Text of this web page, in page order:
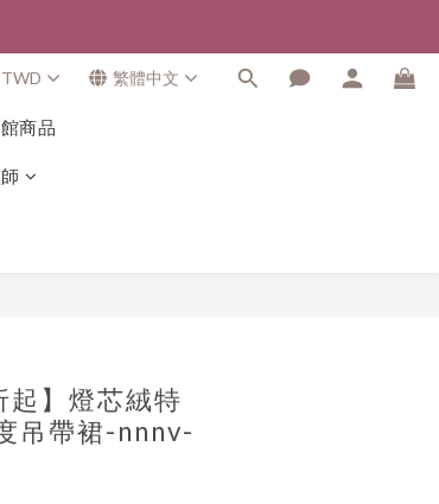
TWD 繁體中文
商品
起】燈芯絨特
吊帶裙-nnnv-